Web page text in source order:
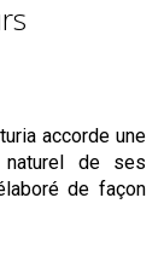
accorde une
naturel de ses
de façon